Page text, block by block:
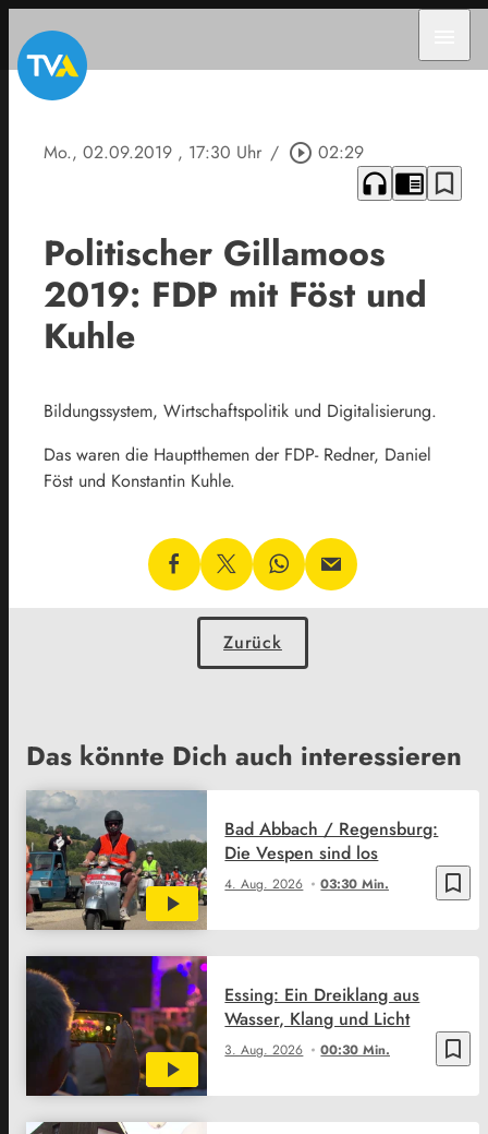
Mo., 02.09.2019 , 17:30 Uhr / play_circle_outline 02:29
headphones chrome_reader_mode bookmark_border
Politischer Gillamoos
2019: FDP mit Föst und
Kuhle
Bildungssystem, Wirtschaftspolitik und Digitalisierung.
Das waren die Hauptthemen der FDP- Redner, Daniel
Föst und Konstantin Kuhle.
Zurück
Das könnte Dich auch interessieren
bookmark_border
4. Aug. 2026 03:30 Min.
Bad Abbach / Regensburg:
Die Vespen sind los
bookmark_border
3. Aug. 2026 00:30 Min.
Essing: Ein Dreiklang aus
Wasser, Klang und Licht